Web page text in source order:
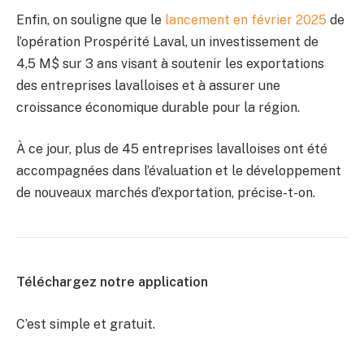
Enfin, on souligne que le lancement en février 2025 de
l’opération Prospérité Laval, un investissement de
4,5 M$ sur 3 ans visant à soutenir les exportations
des entreprises lavalloises et à assurer une
croissance économique durable pour la région.
À ce jour, plus de 45 entreprises lavalloises ont été
accompagnées dans l’évaluation et le développement
de nouveaux marchés d’exportation, précise-t-on.
Téléchargez notre application
C’est simple et gratuit.